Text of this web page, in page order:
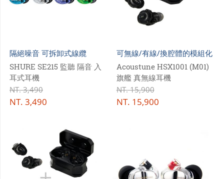
隔絕噪音 可拆卸式線纜
SHURE SE215 監聽 隔音 入
耳式耳機
NT.3,490
NT. 3,490
可無線/有線/換腔體的模組化
耳機
Acoustune HSX1001 (M01)
旗艦 真無線耳機
NT.15,900
NT. 15,900